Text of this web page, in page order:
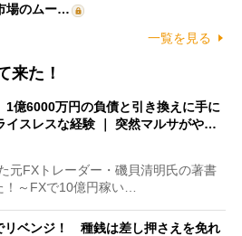
場のムー…
一覧を見る
来た！
1億6000万円の負債と引き換えに手に
イスレスな経験 ｜ 突然マルサがや…
元FXトレーダー・磯貝清明氏の著書
！～FXで10億円稼い…
リベンジ！ 種銭は差し押さえを免れ